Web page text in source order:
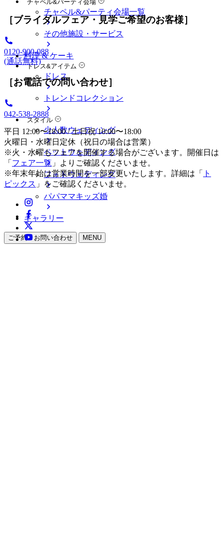
チャペル&パーティ会場
チャペル&パーティ会場一覧
その他施設・サービス
料理 & ケーキ
ドレス&アイテム
ドレス
トレンドコレクション
スタイル
少人数ウェディング
ペットウェディング
フォトウェディング
パパママキッズ婚
ギャラリー
ご予約・お問い合わせ MENU
［ブライダルフェア・見学ご希望のお客様］
0120-900-088
(通話無料)
［お電話での問い合わせ］
042-538-2888
平日 12:00〜18:00 / 土日祝 10:00〜18:00
火曜日・水曜日定休（祝日の場合は営業）
※火・水曜もフェアを開催する場合がございます。開催日は
「 フェア一覧 」よりご確認くださいませ。
※年末年始は営業時間を一部変更いたします。詳細は「
ト
ピックス 」をご確認くださいませ。